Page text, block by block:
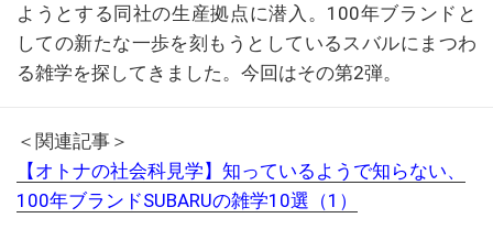
ようとする同社の生産拠点に潜入。100年ブランドと
しての新たな一歩を刻もうとしているスバルにまつわ
る雑学を探してきました。今回はその第2弾。
＜関連記事＞
【オトナの社会科見学】知っているようで知らない、
100年ブランドSUBARUの雑学10選（1）